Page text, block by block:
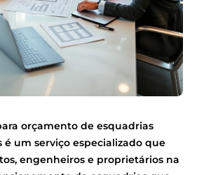
orçamento de esquadrias
é um serviço especializado que
engenheiros e proprietários na